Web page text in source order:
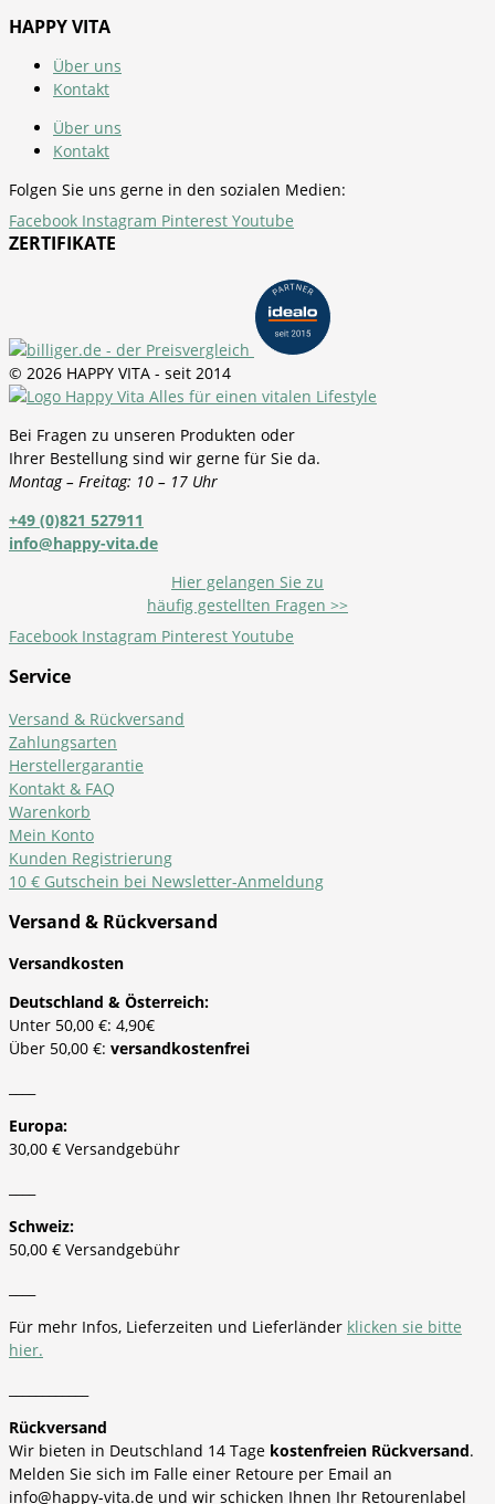
HAPPY VITA
Über uns
Kontakt
Über uns
Kontakt
Folgen Sie uns gerne in den sozialen Medien:
Facebook Instagram Pinterest Youtube
ZERTIFIKATE
© 2026 HAPPY VITA - seit 2014
Bei Fragen zu unseren Produkten oder
Ihrer Bestellung sind wir gerne für Sie da.
Montag – Freitag: 10 – 17 Uhr
+49 (0)821 527911
info@happy-vita.de
Hier gelangen Sie zu
häufig gestellten Fragen >>
Facebook Instagram Pinterest Youtube
Service
Versand & Rückversand
Zahlungsarten
Herstellergarantie
Kontakt & FAQ
Warenkorb
Mein Konto
Kunden Registrierung
10 € Gutschein bei Newsletter-Anmeldung
Versand & Rückversand
Versandkosten
Deutschland & Österreich:
Unter 50,00 €: 4,90€
Über 50,00 €: versandkostenfrei
Europa:
30,00 € Versandgebühr
Schweiz:
50,00 € Versandgebühr
Für mehr Infos, Lieferzeiten und Lieferländer klicken sie bitte
hier.
Rückversand
Wir bieten in Deutschland 14 Tage kostenfreien Rückversand.
Melden Sie sich im Falle einer Retoure per Email an
info@happy-vita.de und wir schicken Ihnen Ihr Retourenlabel